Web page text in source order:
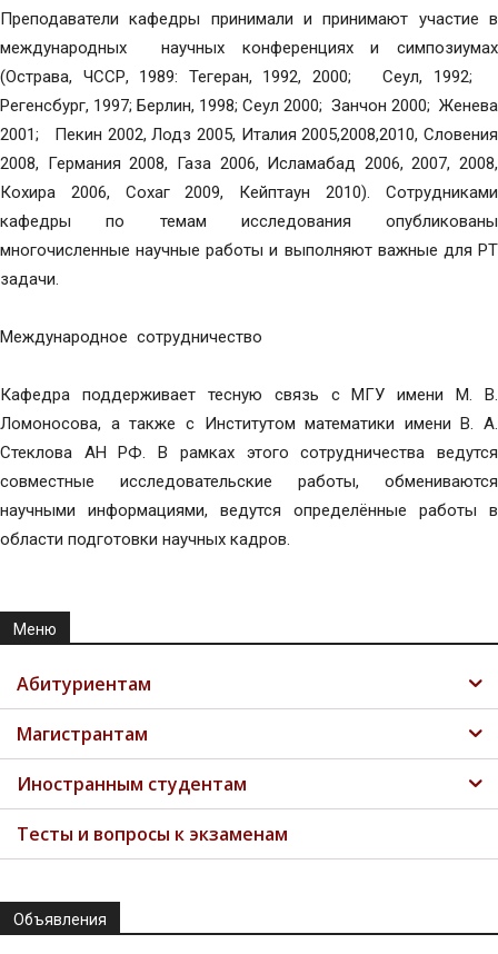
Преподаватели кафедры принимали и принимают участие в
международных научных конференциях и симпозиумах
(Острава, ЧССР, 1989: Тегеран, 1992, 2000; Сеул, 1992;
Регенсбург, 1997; Берлин, 1998; Сеул 2000; Занчон 2000; Женева
2001; Пекин 2002, Лодз 2005, Италия 2005,2008,2010, Словения
2008, Германия 2008, Газа 2006, Исламабад 2006, 2007, 2008,
Кохира 2006, Сохаг 2009, Кейптаун 2010). Сотрудниками
кафедры по темам исследования опубликованы
многочисленные научные работы и выполняют важные для РТ
задачи.
Международное сотрудничество
Кафедра поддерживает тесную связь с МГУ имени М. В.
Ломоносова, а также с Институтом математики имени В. А.
Стеклова АН РФ. В рамках этого сотрудничества ведутся
совместные исследовательские работы, обмениваются
научными информациями, ведутся определённые работы в
области подготовки научных кадров.
Меню
Абитуриентам
Магистрантам
Иностранным студентам
Тесты и вопросы к экзаменам
Объявления